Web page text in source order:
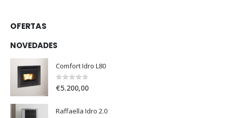
OFERTAS
NOVEDADES
Comfort Idro L80
0out of 5
€5.200,00
Raffaella Idro 2.0